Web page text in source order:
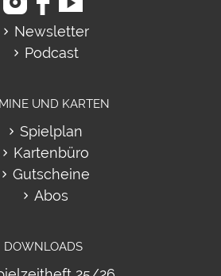
Newsletter
Podcast
UND KARTEN
Spielplan
Kartenbüro
Gutscheine
Abos
DOWNLOADS